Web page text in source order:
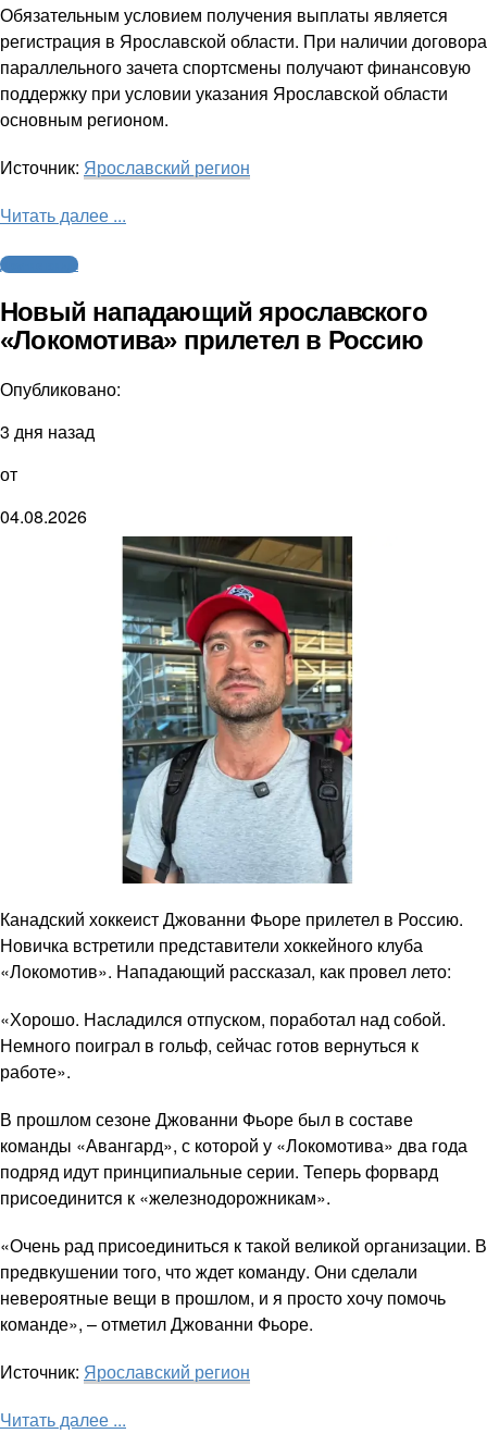
Обязательным условием получения выплаты является
регистрация в Ярославской области. При наличии договора
параллельного зачета спортсмены получают финансовую
поддержку при условии указания Ярославской области
основным регионом.
Источник: Ярославский регион
Читать далее ...
Другие виды
Новый нападающий ярославского
«Локомотива» прилетел в Россию
Опубликовано:
3 дня назад
от
04.08.2026
Канадский хоккеист Джованни Фьоре прилетел в Россию.
Новичка встретили представители хоккейного клуба
«Локомотив». Нападающий рассказал, как провел лето:
«Хорошо. Насладился отпуском, поработал над собой.
Немного поиграл в гольф, сейчас готов вернуться к
работе».
В прошлом сезоне Джованни Фьоре был в составе
команды «Авангард», с которой у «Локомотива» два года
подряд идут принципиальные серии. Теперь форвард
присоединится к «железнодорожникам».
«Очень рад присоединиться к такой великой организации. В
предвкушении того, что ждет команду. Они сделали
невероятные вещи в прошлом, и я просто хочу помочь
команде», – отметил Джованни Фьоре.
Источник: Ярославский регион
Читать далее ...